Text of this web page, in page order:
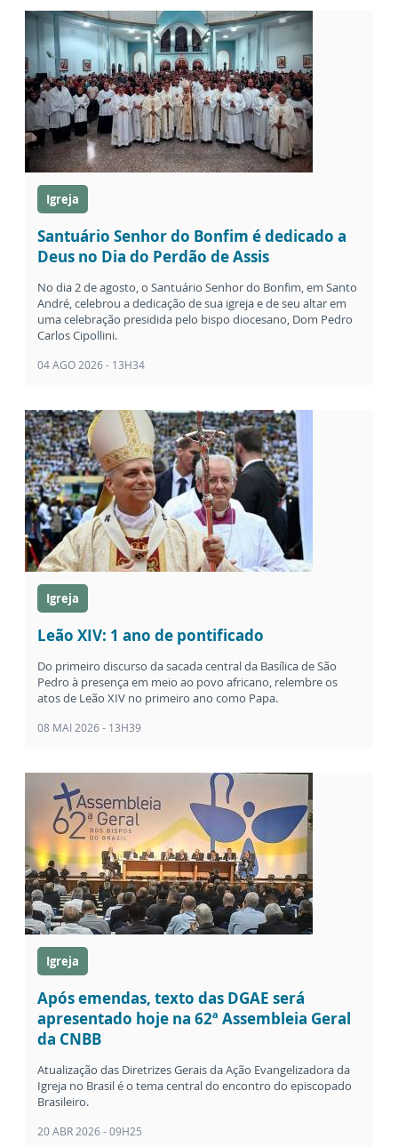
Igreja
Santuário Senhor do Bonfim é dedicado a
Deus no Dia do Perdão de Assis
No dia 2 de agosto, o Santuário Senhor do Bonfim, em Santo
André, celebrou a dedicação de sua igreja e de seu altar em
uma celebração presidida pelo bispo diocesano, Dom Pedro
Carlos Cipollini.
04 AGO 2026 - 13H34
Igreja
Leão XIV: 1 ano de pontificado
Do primeiro discurso da sacada central da Basílica de São
Pedro à presença em meio ao povo africano, relembre os
atos de Leão XIV no primeiro ano como Papa.
08 MAI 2026 - 13H39
Igreja
Após emendas, texto das DGAE será
apresentado hoje na 62ª Assembleia Geral
da CNBB
Atualização das Diretrizes Gerais da Ação Evangelizadora da
Igreja no Brasil é o tema central do encontro do episcopado
Brasileiro.
20 ABR 2026 - 09H25